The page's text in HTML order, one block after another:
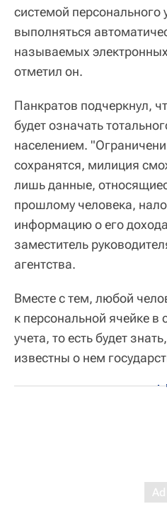
системой персонального
выполняться
называемых
отметил он.
Панкратов подчеркнул,
будет означать
населением.
сохранятся, милиция
лишь данные,
прошлому человека,
информацию о его
заместитель
агентства.
Вместе с тем, любой
к персональной ячейке в
учета, то есть будет
известны о нем